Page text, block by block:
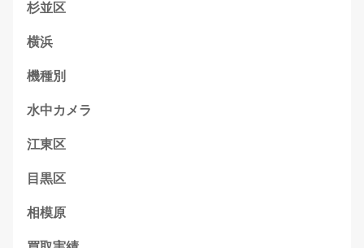
杉並区
横浜
機種別
水中カメラ
江東区
目黒区
相模原